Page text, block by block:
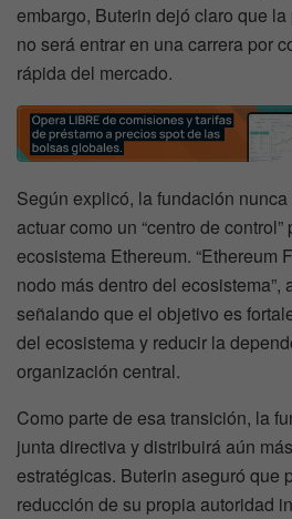
embargo, Buterin dejó claro que
no será entrar en una carrera por
rápida del mercado.
Según explicó, la fundación
actuar como un “centro de
ecosistema Ethereum. “Ethereum
nodo más dentro del ecosistema”,
señalando que el objetivo es
del ecosistema y reducir la
organización central.
Como parte de esa transición, la
junta directiva y distribuirá aún
estratégicas. Buterin aseguró que
reducción de su propia autoridad